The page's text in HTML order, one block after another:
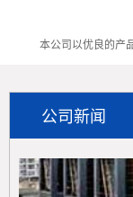
本公司以优良的产
公司新闻
随着科
样也会发生着
> 元氏空
随着人们
友们基本上
空气能采暖